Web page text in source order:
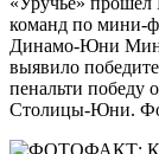
команд по
Динамо-Юни
выявило
пенальти победу
Столицы-Юни.